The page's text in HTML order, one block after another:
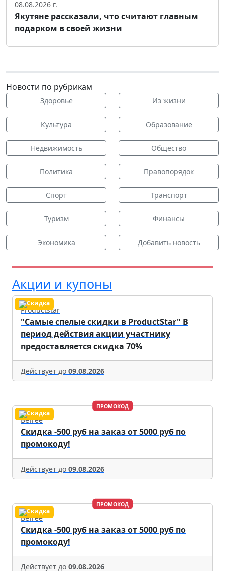
08.08.2026 г.
Якутяне рассказали, что считают главным
подарком в своей жизни
Новости по рубрикам
Здоровье Из жизни
Культура Образование
Недвижимость Общество
Политика Правопорядок
Спорт Транспорт
Туризм Финансы
Экономика Добавить новость
Акции и купоны
Productstar
"Самые спелые скидки в ProductStar" В
период действия акции участнику
предоставляется скидка 70%
Действует до 09.08.2026
ПРОМОКОД
Befree
Скидка -500 руб на заказ от 5000 руб по
промокоду!
Действует до 09.08.2026
ПРОМОКОД
Befree
Скидка -500 руб на заказ от 5000 руб по
промокоду!
Действует до 09.08.2026